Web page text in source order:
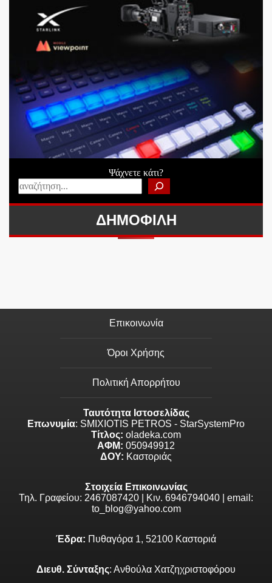
Ψάχνετε κάτι?
ΔΗΜΟΦΙΛΗ
Επικοινωνία
Όροι Χρήσης
Πολιτική Απορρήτου
Ταυτότητα Ιστοσελίδας
Επωνυμία: SMIXIOTIS PETROS - StarSystemPro
Τίτλος: oladeka.com
ΑΦΜ: 050949912
ΔΟΥ: Καστοριάς
Στοιχεία Επικοινωνίας
Τηλ. Γραφείου: 2467087420 | Κιν. 6946794040 | email:
to_blog@yahoo.com
Έδρα: Πυθαγόρα 1, 52100 Καστοριά
Διευθ. Σύνταξης: Ανθούλα Χατζηχριστοφόρου